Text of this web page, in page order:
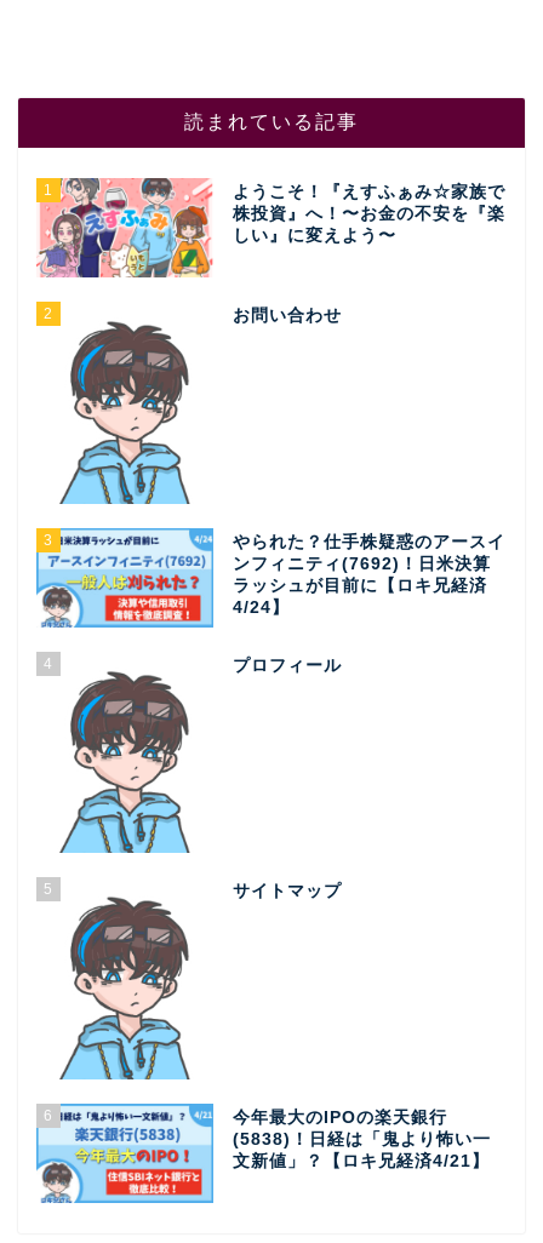
読まれている記事
1
ようこそ！『えすふぁみ☆家族で
株投資』へ！〜お金の不安を『楽
しい』に変えよう〜
2 お問い合わせ
3
やられた？仕手株疑惑のアースイ
ンフィニティ(7692)！日米決算
ラッシュが目前に【ロキ兄経済
4/24】
4 プロフィール
5 サイトマップ
6
今年最大のIPOの楽天銀行
(5838)！日経は「鬼より怖い一
文新値」？【ロキ兄経済4/21】